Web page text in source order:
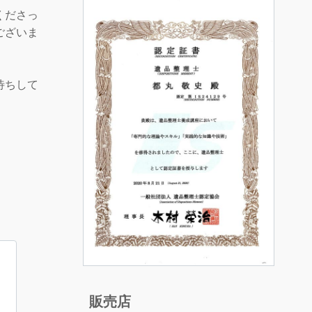
ださっ
ざいま
ちして
販売店